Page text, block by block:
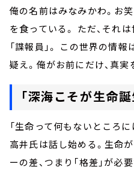
俺の名前はみなみかわ。お
を食っている。 ただ、それ
「諜報員」。 この世界の情
疑え。俺がお前にだけ、真実
「深海こそが生命
「生命って何もないところ
高井氏は話し始める。生命
ーの差、つまり「格差」が必